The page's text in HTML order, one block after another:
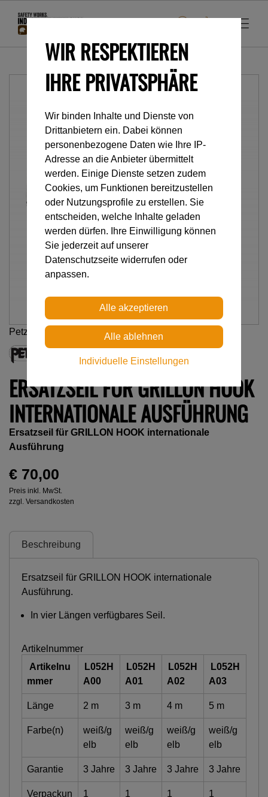
Petzl
ERSATZSEIL FÜR GRILLON HOOK
INTERNATIONALE AUSFÜHRUNG
Ersatzseil für GRILLON HOOK internationale
Ausführung
€ 70,00
Preis inkl. MwSt.
zzgl. Versandkosten
Beschreibung
Ersatzseil für GRILLON HOOK internationale
Ausführung.
In vier Längen verfügbares Seil.
Artikelnummer
Artikelnu
mmer
L052H
A00
L052H
A01
L052H
A02
L052H
A03
Länge 2 m 3 m 4 m 5 m
Farbe(n)
weiß/g
elb
weiß/g
elb
weiß/g
elb
weiß/g
elb
Garantie 3 Jahre 3 Jahre 3 Jahre 3 Jahre
Verpackun
1 1 1 1
WIR RESPEKTIEREN
IHRE PRIVATSPHÄRE
Wir binden Inhalte und Dienste von
Drittanbietern ein. Dabei können
personenbezogene Daten wie Ihre IP-
Adresse an die Anbieter übermittelt
werden. Einige Dienste setzen zudem
Cookies, um Funktionen bereitzustellen
oder Nutzungsprofile zu erstellen. Sie
entscheiden, welche Inhalte geladen
werden dürfen. Ihre Einwilligung können
Sie jederzeit auf unserer
Datenschutzseite widerrufen oder
anpassen.
Individuelle Einstellungen